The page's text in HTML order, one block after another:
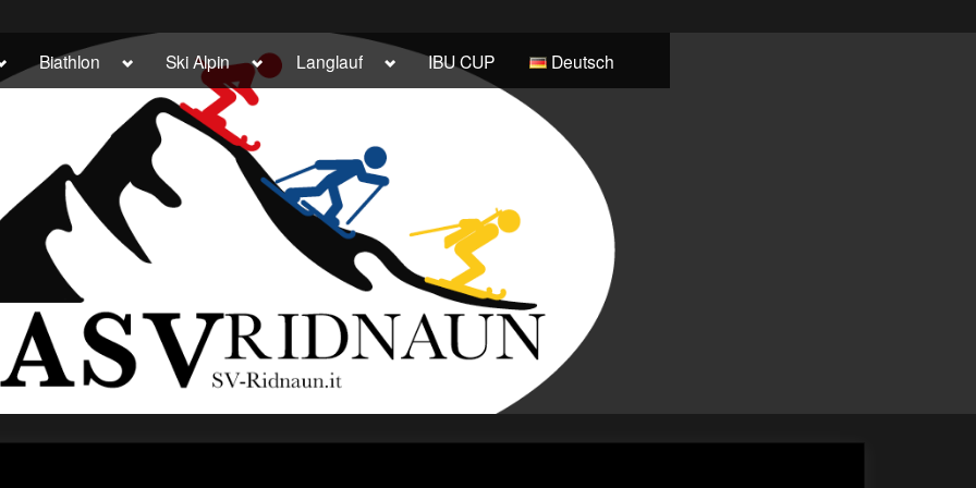
Biathlon Toggle
menu
Ski Alpin Toggle
sub-
menu
Langlauf Toggle
menu
IBU CUP Deutsch